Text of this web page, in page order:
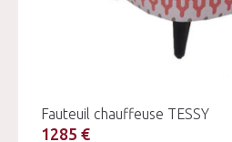
Fauteuil chauffeuse TESSY
1285 €